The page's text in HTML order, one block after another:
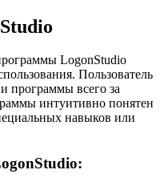
LogonStudio
Пользователь
программы всего за
интуитивно понятен
навыков или